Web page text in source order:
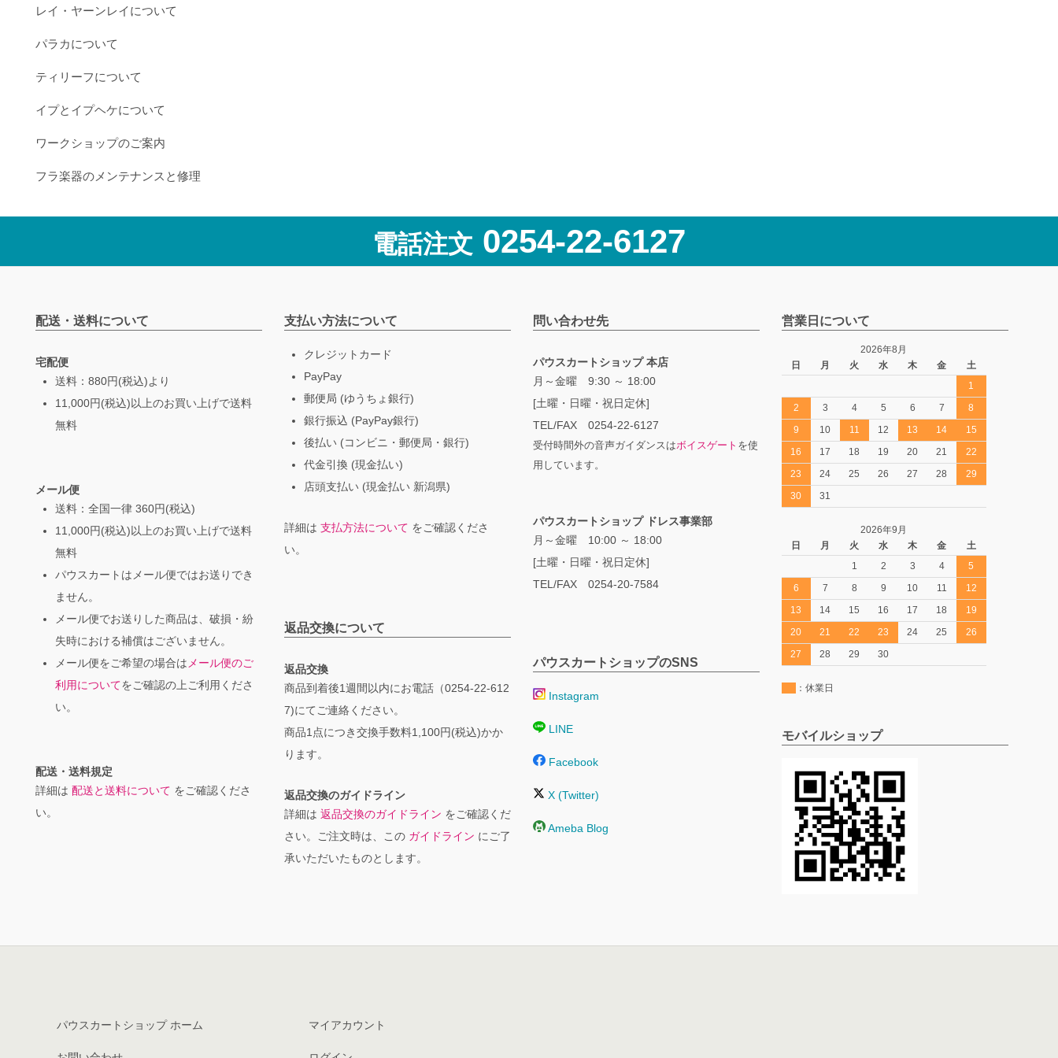
レイ・ヤーンレイについて
パラカについて
ティリーフについて
イプとイプヘケについて
ワークショップのご案内
フラ楽器のメンテナンスと修理
電話注文 0254-22-6127
配送・送料について
宅配便
送料：880円(税込)より
11,000円(税込)以上のお買い上げで送料
無料
メール便
送料：全国一律 360円(税込)
11,000円(税込)以上のお買い上げで送料
無料
パウスカートはメール便ではお送りでき
ません。
メール便でお送りした商品は、破損・紛
失時における補償はございません。
メール便をご希望の場合はメール便のご
利用についてをご確認の上ご利用くださ
い。
配送・送料規定
詳細は 配送と送料について をご確認くださ
い。
支払い方法について
クレジットカード
PayPay
郵便局 (ゆうちょ銀行)
銀行振込 (PayPay銀行)
後払い (コンビニ・郵便局・銀行)
代金引換 (現金払い)
店頭支払い (現金払い 新潟県)
詳細は 支払方法について をご確認くださ
い。
問い合わせ先
パウスカートショップ 本店
月～金曜 9:30 ～ 18:00
[土曜・日曜・祝日定休]
TEL/FAX 0254-22-6127
受付時間外の音声ガイダンスはボイスゲート を使
用しています。
パウスカートショップ ドレス事業部
月～金曜 10:00 ～ 18:00
[土曜・日曜・祝日定休]
TEL/FAX 0254-20-7584
営業日について
2026年8月
日
月 火 水 木 金
土
1
2
3 4 5 6 7
8
9
10 11 12 13 14
15
16
17 18 19 20 21
22
23
24 25 26 27 28
29
30
31
2026年9月
日
月 火 水 木 金
土
1
2 3 4
5
6
7 8 9 10 11
12
13
14 15 16 17 18
19
20
21 22 23 24 25
26
27
28 29 30
：休業日
返品交換について
返品交換
商品到着後1週間以内にお電話（0254-22-612
7)にてご連絡ください。
商品1点につき交換手数料1,100円(税込)かか
ります。
返品交換のガイドライン
詳細は 返品交換のガイドライン をご確認くだ
さい。ご注文時は、この ガイドライン にご了
承いただいたものとします。
パウスカートショップのSNS
Instagram
LINE
Facebook
X (Twitter)
Ameba Blog
モバイルショップ
パウスカートショップ ホーム マイアカウント